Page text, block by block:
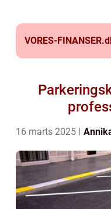
VORES-FINANSER.
16 marts 2025